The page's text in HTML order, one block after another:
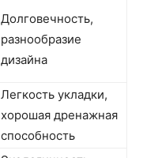
Долговечность,
разнообразие
дизайна
Легкость укладки,
хорошая дренажная
способность